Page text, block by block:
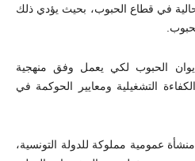
في قطاع الحبوب، بحيث يؤدي ذلك
الحبوب لكي يعمل وفق منهجية
التشغيلية ومعايير الحوكمة في
عمومية مملوكة للدولة التونسية،